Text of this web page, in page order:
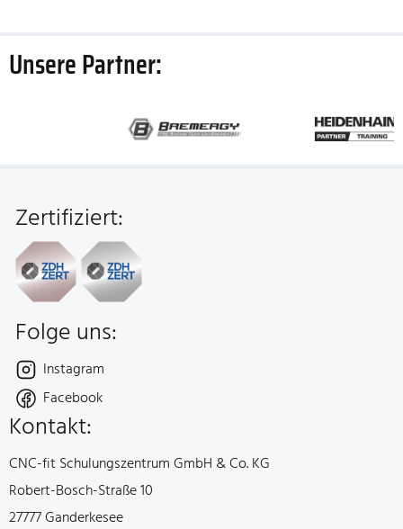
Unsere Partner:
Fusszeile
Zertifiziert:
Folge uns:
Instagram
Facebook
Kontakt:
Unternehmen:
CNC-fit Schulungszentrum GmbH & Co. KG
Straße:
Robert-Bosch-Straße 10
Ort:
27777 Ganderkesee